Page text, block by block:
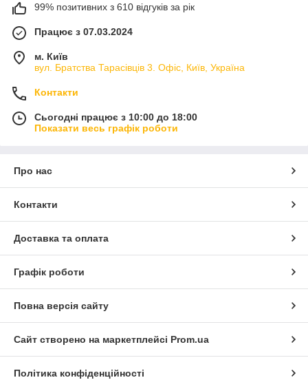
99% позитивних з 610 відгуків за рік
Працює з 07.03.2024
м. Київ
вул. Братства Тарасівців 3. Офіс, Київ, Україна
Контакти
Сьогодні працює з 10:00 до 18:00
Показати весь графік роботи
Про нас
Контакти
Доставка та оплата
Графік роботи
Повна версія сайту
Сайт створено на маркетплейсі Prom.ua
Політика конфіденційності